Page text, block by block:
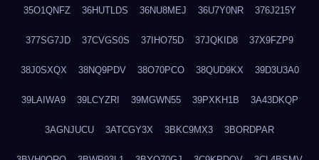
35O1QNFZ 36HUTLDS 36NU8MEJ 36U7Y0NR 376J215Y
377SG7JD 37CVGS0S 37IHO75D 37JQKID8 37X9FZP9
38J0SXQX 38NQ9PDV 38O70PCO 38QUD9KX 39D3U3A0
39LAIWA9 39LCYZRI 39MGWN55 39PXKH1B 3A43DKQP
3AGNJUCU 3ATCGY3X 3BKC9MX3 3BORDPAR